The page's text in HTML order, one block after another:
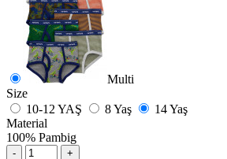
Multi
Size
10-12 YAŞ
8 Yaş
14 Yaş
Material
100% Pambig
- +